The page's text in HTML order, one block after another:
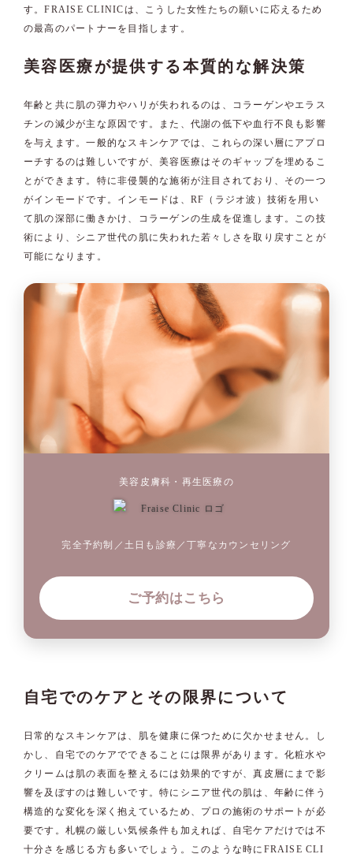
す。FRAISE CLINICは、こうした女性たちの願いに応えるため
の最高のパートナーを目指します。
美容医療が提供する本質的な解決策
年齢と共に肌の弾力やハリが失われるのは、コラーゲンやエラス
チンの減少が主な原因です。また、代謝の低下や血行不良も影響
を与えます。一般的なスキンケアでは、これらの深い層にアプロ
ーチするのは難しいですが、美容医療はそのギャップを埋めるこ
とができます。特に非侵襲的な施術が注目されており、その一つ
がインモードです。インモードは、RF（ラジオ波）技術を用い
て肌の深部に働きかけ、コラーゲンの生成を促進します。この技
術により、シニア世代の肌に失われた若々しさを取り戻すことが
可能になります。
美容皮膚科・再生医療の
完全予約制／土日も診療／丁寧なカウンセリング
ご予約はこちら
自宅でのケアとその限界について
日常的なスキンケアは、肌を健康に保つために欠かせません。し
かし、自宅でのケアでできることには限界があります。化粧水や
クリームは肌の表面を整えるには効果的ですが、真皮層にまで影
響を及ぼすのは難しいです。特にシニア世代の肌は、年齢に伴う
構造的な変化を深く抱えているため、プロの施術のサポートが必
要です。札幌の厳しい気候条件も加えれば、自宅ケアだけでは不
十分さを感じる方も多いでしょう。このような時にFRAISE CLI